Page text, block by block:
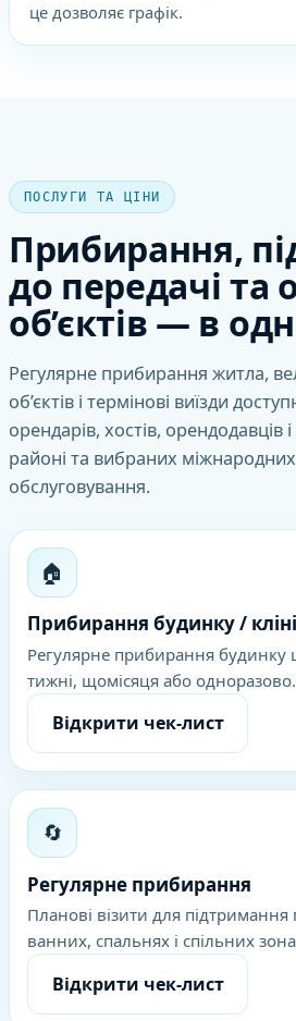
це дозволяє графік.
ПОСЛУГИ ТА ЦІНИ
Прибирання,
до передачі
об’єктів — в
Регулярне прибирання житла,
об’єктів і термінові виїзди
орендарів, хостів, орендодавців
районі та вибраних
обслуговування.
🏠
Прибирання будинку /
Регулярне прибирання будинку
тижні, щомісяця або одноразово.
Відкрити чек-лист
🔄
Регулярне прибирання
Планові візити для підтримання
ванних, спальнях і спільних
Відкрити чек-лист